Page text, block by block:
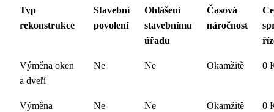
Typ
rekonstrukce
Stavební
povolení
Ohlášení
stavebnímu
úřadu
Časová
náročnost
Výměna oken
a dveří
Ne Ne Okamžitě 0
Výměna
Ne Ne Okamžitě 0